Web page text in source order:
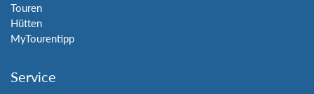
Touren
Hütten
MyTourentipp
Service